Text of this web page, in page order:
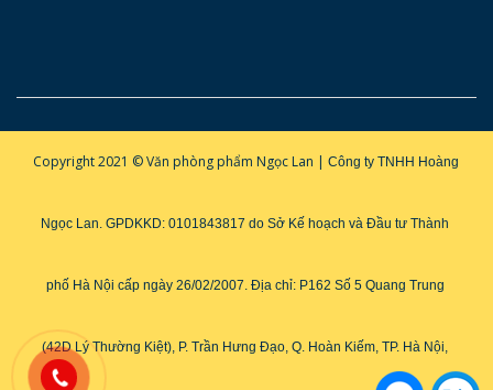
Copyright 2021 © Văn phòng phẩm Ngọc Lan | Công ty TNHH Hoàng
Ngọc Lan. GPDKKD: 0101843817 do Sở Kế hoạch và Đầu tư Thành
phố Hà Nội cấp ngày 26/02/2007. Địa chỉ: P162 Số 5 Quang Trung
(42D Lý Thường Kiệt), P. Trần Hưng Đạo, Q. Hoàn Kiếm, TP. Hà Nội,